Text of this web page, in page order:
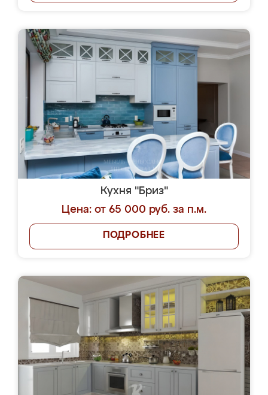
Кухня "Бриз"
Цена: от 65 000 руб. за п.м.
ПОДРОБНЕЕ